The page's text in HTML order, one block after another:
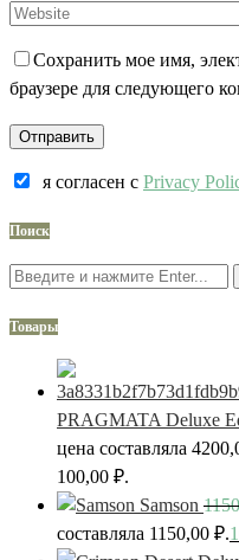
Сохранить мое имя,
браузере для следующего
я согласен c Privacy
Поиск
Товары
PRAGMATA Deluxe
цена составляла
100,00 ₽.
Samson
составляла 1150,00 ₽.